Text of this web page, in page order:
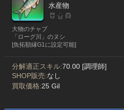
水産物
大物のチャブ
「ローグ川」のヌシ
[魚拓額縁G1に設定可能]
分解適正スキル:70.00 [調理師]
SHOP販売:なし
買取価格:25 Gil